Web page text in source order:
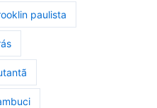
paulista